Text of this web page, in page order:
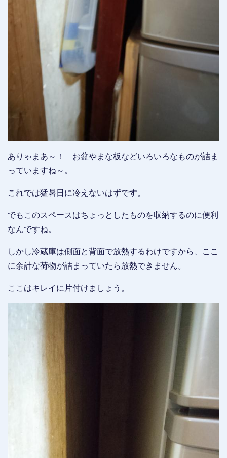
ありゃまあ～！ お盆やまな板などいろいろなものが詰ま
っていますね～。
これでは猛暑日に冷えないはずです。
でもこのスペースはちょっとしたものを収納するのに便利
なんですね。
しかし冷蔵庫は側面と背面で放熱するわけですから、ここ
に余計な荷物が詰まっていたら放熱できません。
ここはキレイに片付けましょう。